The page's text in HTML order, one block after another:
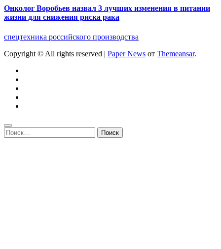
Онколог Воробьев назвал 3 лучших изменения в питании
жизни для снижения риска рака
спецтехника российского производства
Copyright © All rights reserved | Paper News от Themeansar.
Найти: